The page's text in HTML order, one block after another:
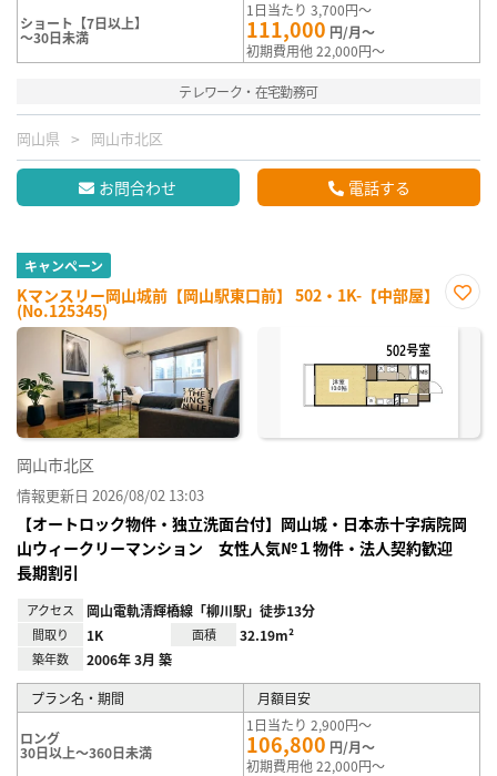
ショート【7日以上】
～30日未満
1日当たり 3,700円～
111,000 円/月～
初期費用他 22,000円～
テレワーク・在宅勤務可
岡山県 岡山市北区
お問合わせ 電話する
キャンペーン
Kマンスリー岡山城前【岡山駅東口前】 502・1K-【中部屋】
(No.125345)
に入
岡山市北区
情報更新日 2026/08/02 13:03
【オートロック物件・独立洗面台付】岡山城・日本赤十字病院岡
山ウィークリーマンション 女性人気№１物件・法人契約歓迎
長期割引
アクセス 岡山電軌清輝橋線「柳川駅」徒歩13分
間取り 1K 面積 32.19m²
築年数 2006年 3月 築
プラン名・期間 月額目安
ロング
30日以上～360日未満
1日当たり 2,900円～
106,800 円/月～
初期費用他 22,000円～